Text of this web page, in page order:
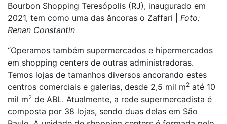
Bourbon Shopping Teresópolis (RJ), inaugurado em
2021, tem como uma das âncoras o Zaffari | Foto:
Renan Constantin
“Operamos também supermercados e hipermercados
em shopping centers de outras administradoras.
Temos lojas de tamanhos diversos ancorando estes
centros comerciais e galerias, desde 2,5 mil m2 até 10
mil m2 de ABL. Atualmente, a rede supermercadista é
composta por 38 lojas, sendo duas delas em São